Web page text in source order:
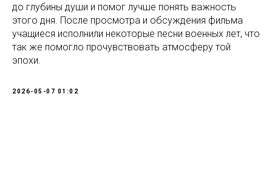
до глубины души и помог лучше понять важность
этого дня. После просмотра и обсуждения фильма
учащиеся исполнили некоторые песни военных лет, что
так же помогло прочувствовать атмосферу той
эпохи.
2026-05-07 01:02